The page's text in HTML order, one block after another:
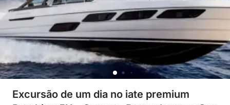
Excursão de um dia no iate premium